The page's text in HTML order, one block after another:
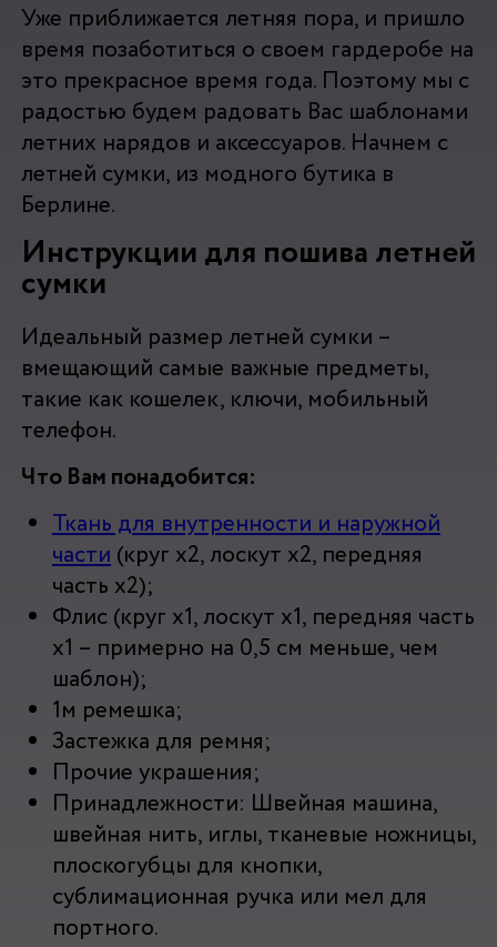
Уже приближается летняя пора, и пришло
время позаботиться о своем гардеробе на
это прекрасное время года. Поэтому мы с
радостью будем радовать Вас шаблонами
летних нарядов и аксессуаров. Начнем с
летней сумки, из модного бутика в
Берлине.
Инструкции для пошива летней
сумки
Идеальный размер летней сумки –
вмещающий самые важные предметы,
такие как кошелек, ключи, мобильный
телефон.
Что Вам понадобится:
Ткань для внутренности и наружной
части(круг х2, лоскут х2, передняя
часть х2);
Флис (круг х1, лоскут х1, передняя часть
х1 – примерно на 0,5 см меньше, чем
шаблон);
1м ремешка;
Застежка для ремня;
Прочие украшения;
Принадлежности: Швейная машина,
швейная нить, иглы, тканевые ножницы,
плоскогубцы для кнопки,
сублимационная ручка или мел для
портного.